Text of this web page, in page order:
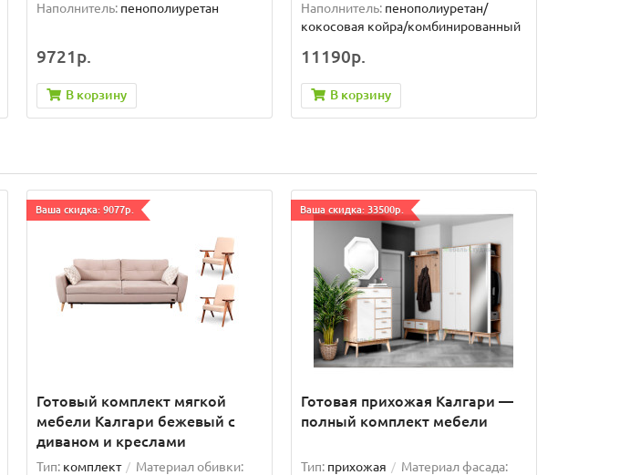
Наполнитель: пенополиуретан
9721р.
В корзину
Наполнитель: пенополиуретан/
кокосовая койра/комбинированный
11190р.
В корзину
Ваша скидка: 9077р.
Готовый комплект мягкой
мебели Калгари бежевый с
диваном и креслами
Тип: комплект
Материал обивки:
Ваша скидка: 33500р.
Готовая прихожая Калгари —
полный комплект мебели
Тип: прихожая
Материал фасада: